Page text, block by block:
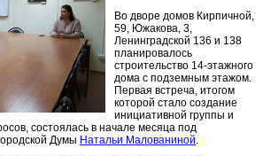
Во дворе домов Кирпичной,
59, Южакова, 3,
Ленинградской 136 и 138
планировалось
строительство 14-этажного
дома с подземным этажом.
Первая встреча, итогом
которой стало создание
инициативной группы и
состоялась в начале месяца под
Думы Натальи Малованиной.